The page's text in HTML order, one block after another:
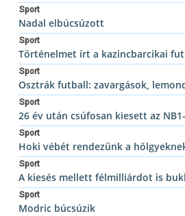
Sport
Nadal elbúcsúzott
Sport
Történelmet írt a kazincbarcikai
Sport
Osztrák futball: zavargások,
Sport
26 év után csúfosan kiesett az
Sport
Hoki vébét rendezünk a
Sport
A kiesés mellett félmilliárdot is
Sport
Modric búcsúzik